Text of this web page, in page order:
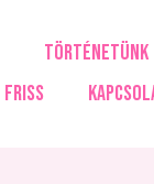
TÖRTÉNETÜNK
FRISS